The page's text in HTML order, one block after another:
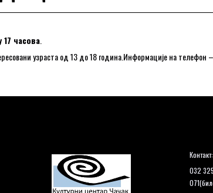
17 часова
узраста од 13 до 18 година.Информације на телефон
Контакт:
032